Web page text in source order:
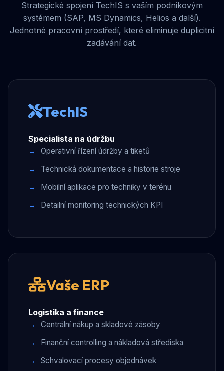
Strategické spojení TechIS s vaším podnikovým
systémem (SAP, MS Dynamics, Helios a další).
Jednotné pracovní prostředí, které eliminuje duplicitní
zadávání dat.
TechIS
Specialista na údržbu
Operativní řízení údržby a tiketů
Technická dokumentace a historie stroje
Mobilní aplikace pro techniky v terénu
Detailní monitoring technických KPI
Vaše ERP
Logistika a finance
Centrální nákup a skladové zásoby
Finanční controlling a nákladová střediska
Schvalovací procesy objednávek